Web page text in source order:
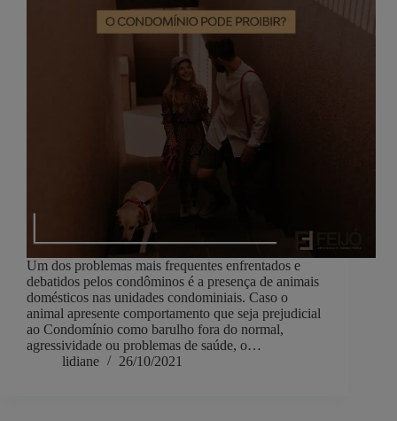
Um dos problemas mais frequentes enfrentados e
debatidos pelos condôminos é a presença de animais
domésticos nas unidades condominiais. Caso o
animal apresente comportamento que seja prejudicial
ao Condomínio como barulho fora do normal,
agressividade ou problemas de saúde, o…
lidiane
26/10/2021